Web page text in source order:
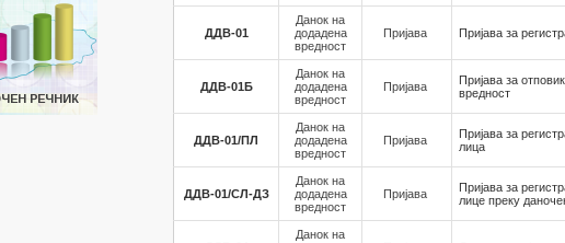
ДДВ-01
Данок на
додадена
вредност
Пријава Пријава за
ДДВ-01Б
Данок на
додадена
вредност
Пријава
Пријава за
вредност
ДДВ-01/ПЛ
Данок на
додадена
вредност
Пријава
Пријава за
лица
ДДВ-01/СЛ-ДЗ
Данок на
додадена
вредност
Пријава
Пријава за
лице преку
Данок на